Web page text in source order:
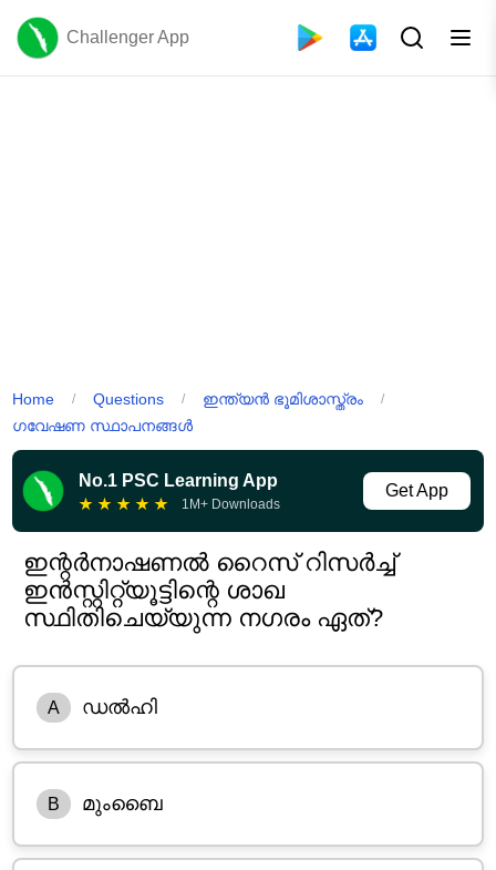
Challenger App
Home / Questions / ഇന്ത്യൻ ഭൂമിശാസ്ത്രം /
ഗവേഷണ സ്ഥാപനങ്ങൾ
No.1 PSC Learning App
★ ★ ★ ★ ★ 1M+ Downloads
Get App
ഇന്റർനാഷണൽ റൈസ് റിസർച്ച്
ഇൻസ്റ്റിറ്റ്യൂട്ടിന്റെ ശാഖ
സ്ഥിതിചെയ്യുന്ന നഗരം ഏത്?
A ഡൽഹി
B മുംബൈ